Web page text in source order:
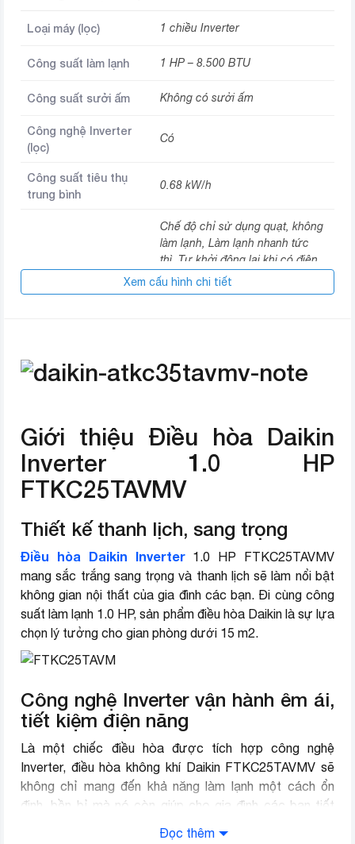
Loại máy (lọc) 1 chiều Inverter
Công suất làm lạnh 1 HP – 8.500 BTU
Công suất sưởi ấm Không có sưởi ấm
Công nghệ Inverter
(lọc)
Có
Công suất tiêu thụ
trung bình
0.68 kW/h
Chế độ chỉ sử dụng quạt, không
làm lạnh, Làm lạnh nhanh tức
thì, Tự khởi động lại khi có điện,
Chức năng hút ẩm, Hẹn giờ bật
tắt máy, Hoạt động siêu êm, Thổi
Lọc bụi kháng khuẩn
Phin lọc khử mùi xúc tác quang
Apatit Titan
trái phải tùy chỉnh tay
Hiệu suất năng lượng 5 sao (Hiệu suất năng lượng 5.7)
Dài 77 cm – Cao 28.5 cm – Dày
Kích thước cục nóng
Dài 65.8 cm – Cao 55 cm – Dày
Loại gas sử dụng R-32
Chiều dài lắp ống
đồng
Tối đa 15 m
nóng
Thương hiệu (lọc) Daikin
Nơi lắp ráp Việt Nam
Năm ra mắt 2018
Xem cấu hình chi tiết
Giới thiệu Điều hòa Daikin
Inverter 1.0 HP
FTKC25TAVMV
Thiết kế thanh lịch, sang trọng
Điều hòa Daikin Inverter 1.0 HP FTKC25TAVMV
mang sắc trắng sang trọng và thanh lịch sẽ làm nổi bật
không gian nội thất của gia đình các bạn. Đi cùng công
suất làm lạnh 1.0 HP, sản phẩm điều hòa Daikin là sự lựa
chọn lý tưởng cho gian phòng dưới 15 m2.
Công nghệ Inverter vận hành êm ái,
tiết kiệm điện năng
Là một chiếc điều hòa được tích hợp công nghệ
Inverter, điều hòa không khí Daikin FTKC25TAVMV sẽ
không chỉ mang đến khả năng làm lạnh một cách ổn
định, bền bỉ mà nó còn giúp cho gia đình các bạn tiết
Đọc thêm